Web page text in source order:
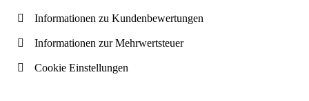
Informationen zu Kundenbewertungen
Informationen zur Mehrwertsteuer
Cookie Einstellungen